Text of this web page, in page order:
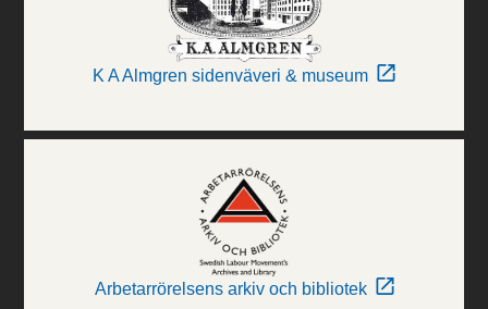
K A Almgren sidenväveri & museum
Arbetarrörelsens arkiv och bibliotek